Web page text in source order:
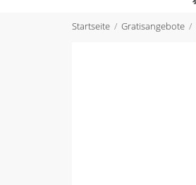
Startseite Gratisangebote